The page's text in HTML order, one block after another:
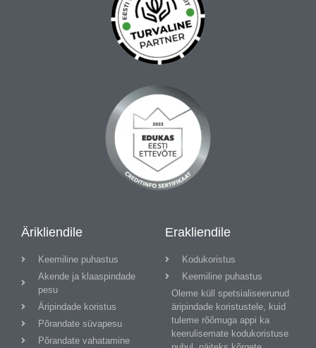
Ärikliendile
Keemiline puhastus
Akende ja klaaspindade
pesu
Äripindade koristus
Põrandate süvapesu
Põrandate vahatamine
Erakliendile
Kodukoristus
Keemiline puhastus
Oleme küll spetsialiseerunud
äripindade koristustele, kuid
tuleme rõõmuga appi ka
keerulisemate kodukoristuse